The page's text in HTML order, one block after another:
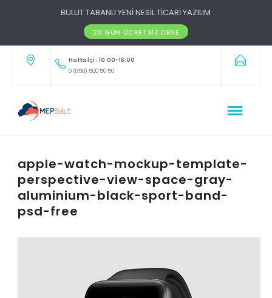
BULUT TABANLI YENİ NESİL TİCARİ YAZILIM
20 GÜN ÜCRETSIZ DENE
Hafta İçi : 10:00-16:00
0 (850) 500 50 50
apple-watch-mockup-template-
perspective-view-space-gray-
aluminium-black-sport-band-
psd-free